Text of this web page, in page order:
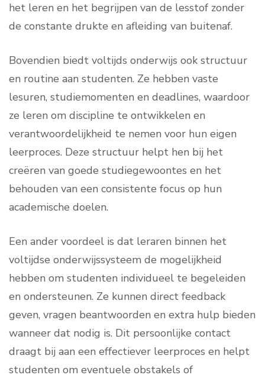
het leren en het begrijpen van de lesstof zonder
de constante drukte en afleiding van buitenaf.
Bovendien biedt voltijds onderwijs ook structuur
en routine aan studenten. Ze hebben vaste
lesuren, studiemomenten en deadlines, waardoor
ze leren om discipline te ontwikkelen en
verantwoordelijkheid te nemen voor hun eigen
leerproces. Deze structuur helpt hen bij het
creëren van goede studiegewoontes en het
behouden van een consistente focus op hun
academische doelen.
Een ander voordeel is dat leraren binnen het
voltijdse onderwijssysteem de mogelijkheid
hebben om studenten individueel te begeleiden
en ondersteunen. Ze kunnen direct feedback
geven, vragen beantwoorden en extra hulp bieden
wanneer dat nodig is. Dit persoonlijke contact
draagt bij aan een effectiever leerproces en helpt
studenten om eventuele obstakels of